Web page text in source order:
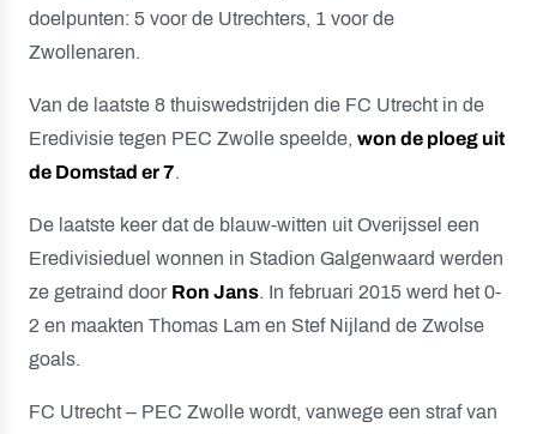
doelpunten: 5 voor de Utrechters, 1 voor de
Zwollenaren.
Van de laatste 8 thuiswedstrijden die FC Utrecht in de
Eredivisie tegen PEC Zwolle speelde, won de ploeg uit
de Domstad er 7.
De laatste keer dat de blauw-witten uit Overijssel een
Eredivisieduel wonnen in Stadion Galgenwaard werden
ze getraind door Ron Jans. In februari 2015 werd het 0-
2 en maakten Thomas Lam en Stef Nijland de Zwolse
goals.
FC Utrecht – PEC Zwolle wordt, vanwege een straf van